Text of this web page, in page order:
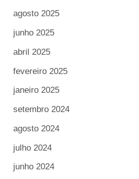
agosto 2025
junho 2025
abril 2025
fevereiro 2025
janeiro 2025
setembro 2024
agosto 2024
julho 2024
junho 2024